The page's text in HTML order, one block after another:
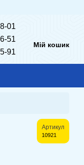
01
51
91
Мій кошик
Артикул
10921